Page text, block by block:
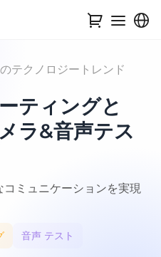
テクノロジートレンド
ティングと
ラ&音声テス
ミュニケーションを実現
音声 テスト